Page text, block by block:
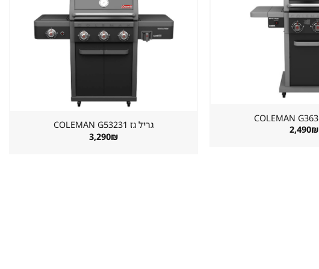
2,490₪
גריל גז ⁦COLEMAN G53231⁩
3,290₪